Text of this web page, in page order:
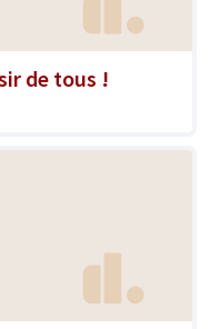
de tous !